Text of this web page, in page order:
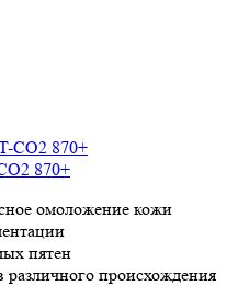
870+
омоложение кожи
пятен
происхождения